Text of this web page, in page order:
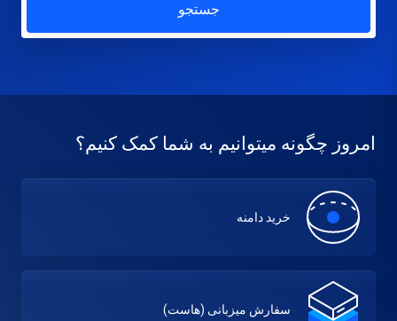
جستجو
امروز چگونه میتوانیم به شما کمک کنیم؟
خرید دامنه
سفارش میزبانی (هاست)